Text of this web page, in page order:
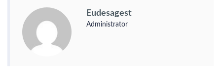
Eudesagest
Administrator